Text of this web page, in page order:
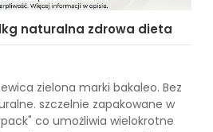
naturalna zdrowa dieta
zielona marki bakaleo. Bez
szczelnie zapakowane w
co umożliwia wielokrotne